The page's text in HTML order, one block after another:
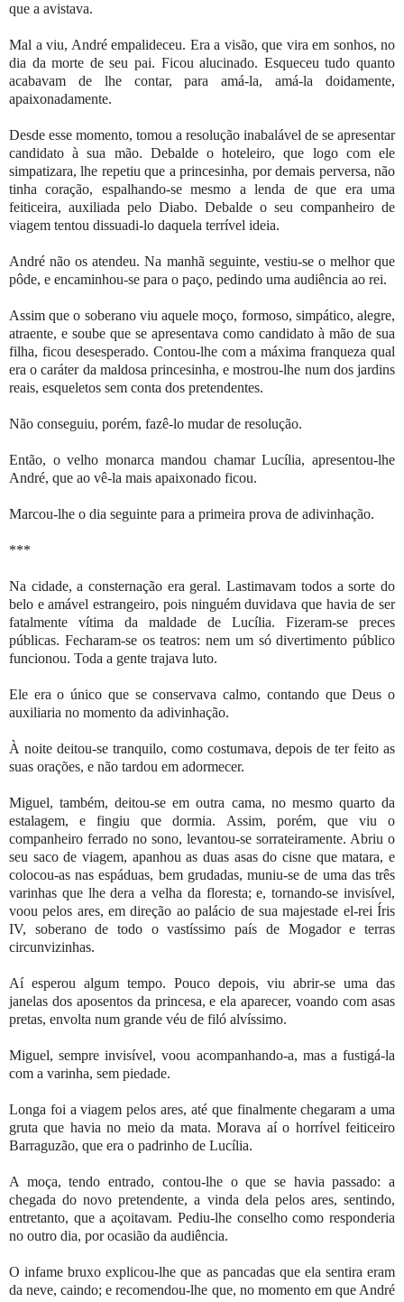
que a avistava.
Mal a viu, André empalideceu. Era a visão, que vira em sonhos, no
dia da morte de seu pai. Ficou alucinado. Esqueceu tudo quanto
acabavam de lhe contar, para amá-la, amá-la doidamente,
apaixonadamente.
Desde esse momento, tomou a resolução inabalável de se apresentar
candidato à sua mão. Debalde o hoteleiro, que logo com ele
simpatizara, lhe repetiu que a princesinha, por demais perversa, não
tinha coração, espalhando-se mesmo a lenda de que era uma
feiticeira, auxiliada pelo Diabo. Debalde o seu companheiro de
viagem tentou dissuadi-lo daquela terrível ideia.
André não os atendeu. Na manhã seguinte, vestiu-se o melhor que
pôde, e encaminhou-se para o paço, pedindo uma audiência ao rei.
Assim que o soberano viu aquele moço, formoso, simpático, alegre,
atraente, e soube que se apresentava como candidato à mão de sua
filha, ficou desesperado. Contou-lhe com a máxima franqueza qual
era o caráter da maldosa princesinha, e mostrou-lhe num dos jardins
reais, esqueletos sem conta dos pretendentes.
Não conseguiu, porém, fazê-lo mudar de resolução.
Então, o velho monarca mandou chamar Lucília, apresentou-lhe
André, que ao vê-la mais apaixonado ficou.
Marcou-lhe o dia seguinte para a primeira prova de adivinhação.
***
Na cidade, a consternação era geral. Lastimavam todos a sorte do
belo e amável estrangeiro, pois ninguém duvidava que havia de ser
fatalmente vítima da maldade de Lucília. Fizeram-se preces
públicas. Fecharam-se os teatros: nem um só divertimento público
funcionou. Toda a gente trajava luto.
Ele era o único que se conservava calmo, contando que Deus o
auxiliaria no momento da adivinhação.
À noite deitou-se tranquilo, como costumava, depois de ter feito as
suas orações, e não tardou em adormecer.
Miguel, também, deitou-se em outra cama, no mesmo quarto da
estalagem, e fingiu que dormia. Assim, porém, que viu o
companheiro ferrado no sono, levantou-se sorrateiramente. Abriu o
seu saco de viagem, apanhou as duas asas do cisne que matara, e
colocou-as nas espáduas, bem grudadas, muniu-se de uma das três
varinhas que lhe dera a velha da floresta; e, tornando-se invisível,
voou pelos ares, em direção ao palácio de sua majestade el-rei Íris
IV, soberano de todo o vastíssimo país de Mogador e terras
circunvizinhas.
Aí esperou algum tempo. Pouco depois, viu abrir-se uma das
janelas dos aposentos da princesa, e ela aparecer, voando com asas
pretas, envolta num grande véu de filó alvíssimo.
Miguel, sempre invisível, voou acompanhando-a, mas a fustigá-la
com a varinha, sem piedade.
Longa foi a viagem pelos ares, até que finalmente chegaram a uma
gruta que havia no meio da mata. Morava aí o horrível feiticeiro
Barraguzão, que era o padrinho de Lucília.
A moça, tendo entrado, contou-lhe o que se havia passado: a
chegada do novo pretendente, a vinda dela pelos ares, sentindo,
entretanto, que a açoitavam. Pediu-lhe conselho como responderia
no outro dia, por ocasião da audiência.
O infame bruxo explicou-lhe que as pancadas que ela sentira eram
da neve, caindo; e recomendou-lhe que, no momento em que André